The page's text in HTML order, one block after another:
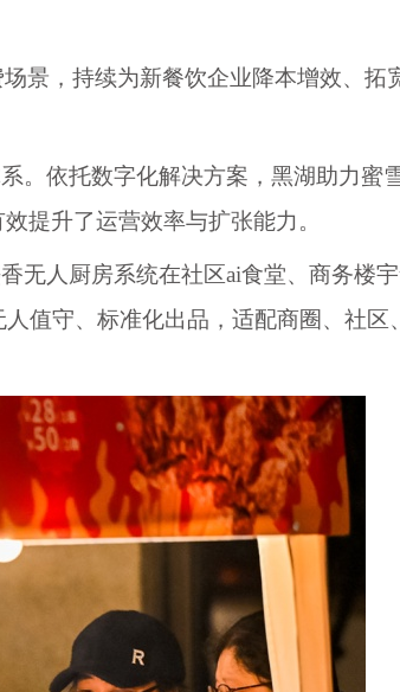
景，持续为新餐饮企业降本增效、拓
。依托数字化解决方案，黑湖助力蜜
提升了运营效率与扩张能力。
无人厨房系统在社区ai食堂、商务楼
值守、标准化出品，适配商圈、社区